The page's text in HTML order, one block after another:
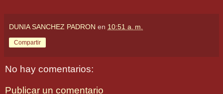
DUNIA SANCHEZ PADRON en 10:51 a. m.
Compartir
No hay comentarios:
Publicar un comentario